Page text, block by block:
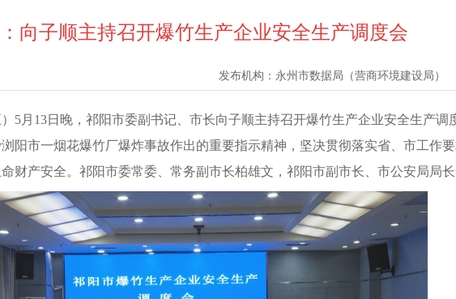
向子顺主持召开爆竹生产企业安全生产调度会
发布机构： 永州市数据局（营商环境建设局）
5月13日晚，祁阳市委副书记、市长向子顺主持召开爆竹生产企业安全生产调
阳市一烟花爆竹厂爆炸事故作出的重要指示精神，坚决贯彻落实省、市工作
财产安全。祁阳市委常委、常务副市长柏雄文，祁阳市副市长、市公安局局长